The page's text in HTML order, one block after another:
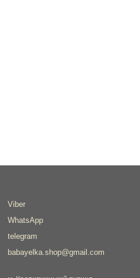
Viber
WhatsApp
telegram
babayelka.shop@gmail.com